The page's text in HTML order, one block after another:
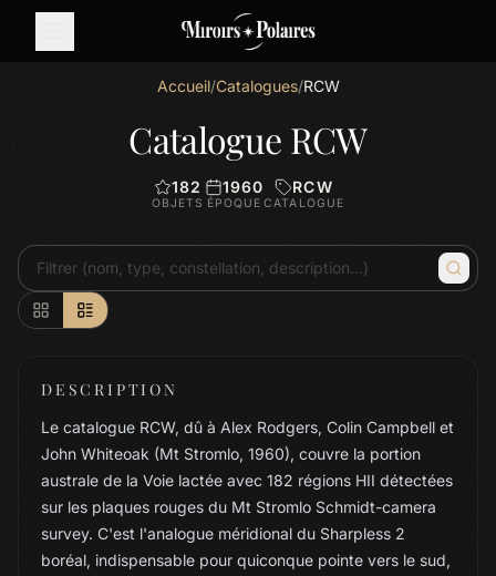
Accueil/Catalogues/RCW
Catalogue RCW
182
OBJETS
1960
ÉPOQUE
RCW
CATALOGUE
DESCRIPTION
Le catalogue RCW, dû à Alex Rodgers, Colin Campbell et
John Whiteoak (Mt Stromlo, 1960), couvre la portion
australe de la Voie lactée avec 182 régions HII détectées
sur les plaques rouges du Mt Stromlo Schmidt-camera
survey. C'est l'analogue méridional du Sharpless 2
boréal, indispensable pour quiconque pointe vers le sud,